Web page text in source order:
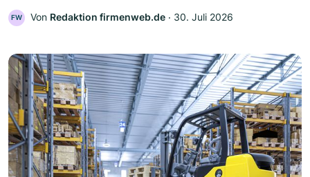
FW Von Redaktion firmenweb.de ‧ 30. Juli 2026